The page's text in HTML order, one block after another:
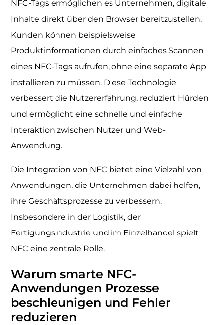
NFC-Tags ermöglichen es Unternehmen, digitale
Inhalte direkt über den Browser bereitzustellen.
Kunden können beispielsweise
Produktinformationen durch einfaches Scannen
eines NFC-Tags aufrufen, ohne eine separate App
installieren zu müssen. Diese Technologie
verbessert die Nutzererfahrung, reduziert Hürden
und ermöglicht eine schnelle und einfache
Interaktion zwischen Nutzer und Web-
Anwendung.
Die Integration von NFC bietet eine Vielzahl von
Anwendungen, die Unternehmen dabei helfen,
ihre Geschäftsprozesse zu verbessern.
Insbesondere in der Logistik, der
Fertigungsindustrie und im Einzelhandel spielt
NFC eine zentrale Rolle.
Warum smarte NFC-
Anwendungen Prozesse
beschleunigen und Fehler
reduzieren